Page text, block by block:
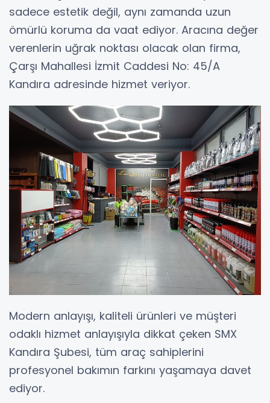
sadece estetik değil, aynı zamanda uzun
ömürlü koruma da vaat ediyor. Aracına değer
verenlerin uğrak noktası olacak olan firma,
Çarşı Mahallesi İzmit Caddesi No: 45/A
Kandıra adresinde hizmet veriyor.
Modern anlayışı, kaliteli ürünleri ve müşteri
odaklı hizmet anlayışıyla dikkat çeken SMX
Kandıra Şubesi, tüm araç sahiplerini
profesyonel bakımın farkını yaşamaya davet
ediyor.